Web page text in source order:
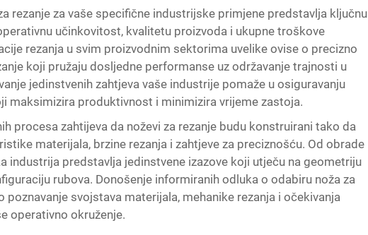
rezanje za vaše specifične industrijske primjene predstavlja ključnu
učinkovitost, kvalitetu proizvoda i ukupne troškove
rezanja u svim proizvodnim sektorima uvelike ovise o precizno
koji pružaju dosljedne performanse uz održavanje trajnosti u
jedinstvenih zahtjeva vaše industrije pomaže u osiguravanju
maksimizira produktivnost i minimizira vrijeme zastoja.
procesa zahtijeva da noževi za rezanje budu konstruirani tako da
materijala, brzine rezanja i zahtjeve za preciznošću. Od obrade
industrija predstavlja jedinstvene izazove koji utječu na geometriju
rubova. Donošenje informiranih odluka o odabiru noža za
poznavanje svojstava materijala, mehanike rezanja i očekivanja
operativno okruženje.